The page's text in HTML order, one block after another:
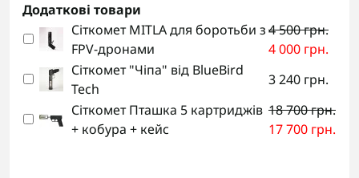
Додаткові товари
Сіткомет MITLA для боротьби з
FPV-дронами
4 500 грн.
4 000 грн.
Сіткомет "Чіпа" від BlueBird
Tech
3 240 грн.
Сіткомет Пташка 5 картриджів
+ кобура + кейс
18 700 грн.
17 700 грн.